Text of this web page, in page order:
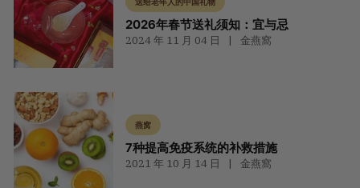
2026年春节送礼须知：宜与忌
2024 年 11 月 04 日 金燕窩
燕窝
7种提高免疫系统的补救措施
2021 年 10 月 14 日 金燕窩